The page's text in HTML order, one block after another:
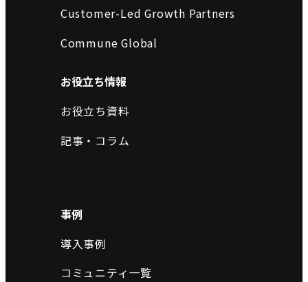
Customer-Led Growth Partners
Commune Global
お役立ち情報
お役立ち資料
記事・コラム
事例
導入事例
コミュニティ一覧